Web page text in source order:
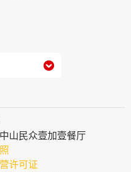

山民众壹加壹餐厅
许可证